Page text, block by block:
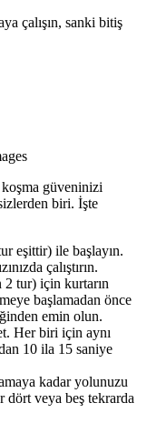
çalışın, sanki bitiş
güveninizi
biri. İşte
eşittir) ile başlayın.
çalıştırın.
2 tur) için kurtarın
başlamadan önce
emin olun.
Her biri için aynı
10 ila 15 saniye
kadar yolunuzu
dört veya beş tekrarda